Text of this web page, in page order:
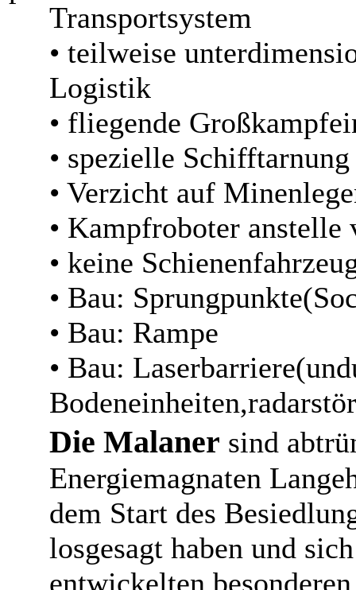
Transportsystem
• teilweise
Logistik
• fliegende
• spezielle
• Verzicht auf
• Kampfroboter
• keine
• Bau:
• Bau: Rampe
• Bau:
Die Malaner sind
Energiemagnaten
dem Start des
losgesagt haben und
entwickelten